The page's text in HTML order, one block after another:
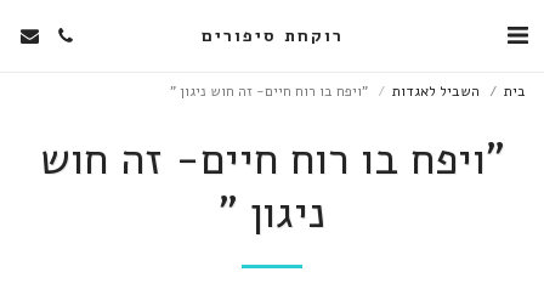
רוקחת סיפורים
בית השביל לאגדות "ויפח בו רוח חיים- זה חוש ניגון "
"ויפח בו רוח חיים- זה חוש
ניגון "